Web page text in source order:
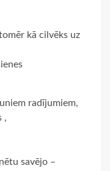
kā cilvēks uz
radījumiem,
,
savējo –